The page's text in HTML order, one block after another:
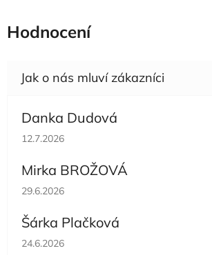
Hodnocení
Danka Dudová
Hodnocení obchodu je 5 z 5 hvězdiček.
12.7.2026
Mirka BROŽOVÁ
Hodnocení obchodu je 5 z 5 hvězdiček.
29.6.2026
Šárka Plačková
Hodnocení obchodu je 5 z 5 hvězdiček.
24.6.2026